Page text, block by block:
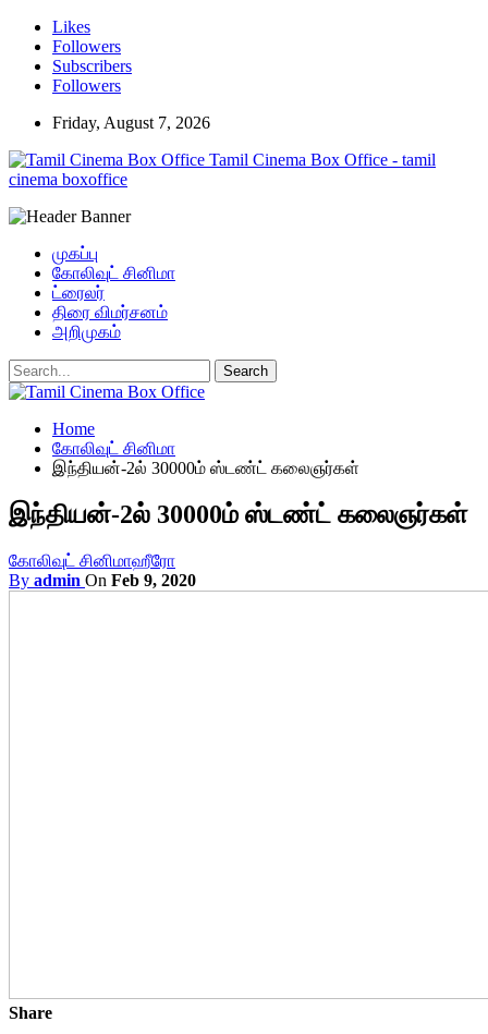
Likes
Followers
Subscribers
Followers
Friday, August 7, 2026
Tamil Cinema Box Office - tamil
cinema boxoffice
முகப்பு
கோலிவுட் சினிமா
ட்ரைலர்
திரை விமர்சனம்
அறிமுகம்
Home
கோலிவுட் சினிமா
இந்தியன்-2ல் 30000ம் ஸ்டண்ட் கலைஞர்கள்
இந்தியன்-2ல் 30000ம் ஸ்டண்ட் கலைஞர்கள்
கோலிவுட் சினிமாஹீரோ
By admin On Feb 9, 2020
Share